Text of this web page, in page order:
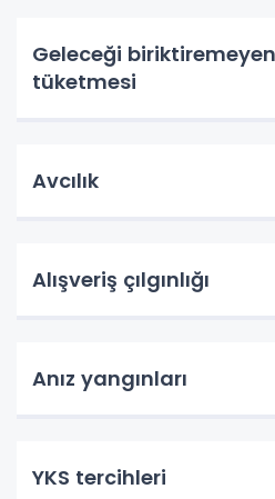
Geleceği
tüketmesi
Avcılık
Alışveriş çılgınlığı
Anız yangınları
YKS tercihleri